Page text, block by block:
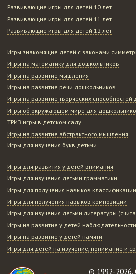
Развивающие игры для детей 10 лет
Развивающие игры для детей 11 лет
Развивающие игры для детей 12 лет
Игры знакомящие детей с законами
Игры на математику для дошкольников
Игры на развитие мышления
Игры на развитие речи дошкольников
Игры на развитие творческих способностей
Игры об окружающем мире для
ТРИЗ игры в детском саду
Игры на развитие абстрактного мышления
Игры для изучения букв детьми
Игры для развития у детей внимания
Игры для изучения детьми грамматики
Игры для получения навыков классификации
Игры для получения навыков композиции
Игры для изучения детьми литературы
Игры на развитие у детей наблюдательности
Игры на развитие у детей памяти
Игры для детей на изучение, понимание и
© 1992-2026.